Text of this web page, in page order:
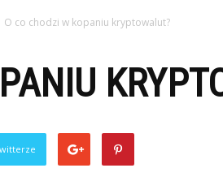
O co chodzi w kopaniu kryptowalut?